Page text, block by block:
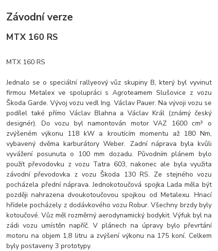
Závodní verze
MTX 160 RS
MTX 160 RS
Jednalo se o speciální rallyeový vůz skupiny B, který byl vyvinut
firmou Metalex ve spolupráci s Agroteamem Slušovice z vozu
Škoda Garde. Vývoj vozu vedl Ing. Václav Pauer. Na vývoji vozu se
podílel také přímo Václav Blahna a Václav Král (známý český
designér). Do vozu byl namontován motor VAZ 1600 cm³ o
zvýšeném výkonu 118 kW a kroutícím momentu až 180 Nm,
vybavený dvěma karburátory Weber. Zadní náprava byla kvůli
vyvážení posunuta o 100 mm dozadu. Původním plánem bylo
použít převodovku z vozu Tatra 603, nakonec ale byla využita
závodní převodovka z vozu Škoda 130 RS. Ze stejného vozu
pocházela přední náprava. Jednokotoučová spojka Lada měla být
později nahrazena dvoukotoučovou spojkou od Metalexu. Hnací
hřídele pocházely z dodávkového vozu Robur. Všechny brzdy byly
kotoučové. Vůz měl rozměrný aerodynamický bodykit. Výfuk byl na
zádi vozu umístěn napříč. V plánech na úpravy bylo převrtání
motoru na objem 1,8 litru a zvýšení výkonu na 175 koní. Celkem
byly postaveny 3 prototypy.